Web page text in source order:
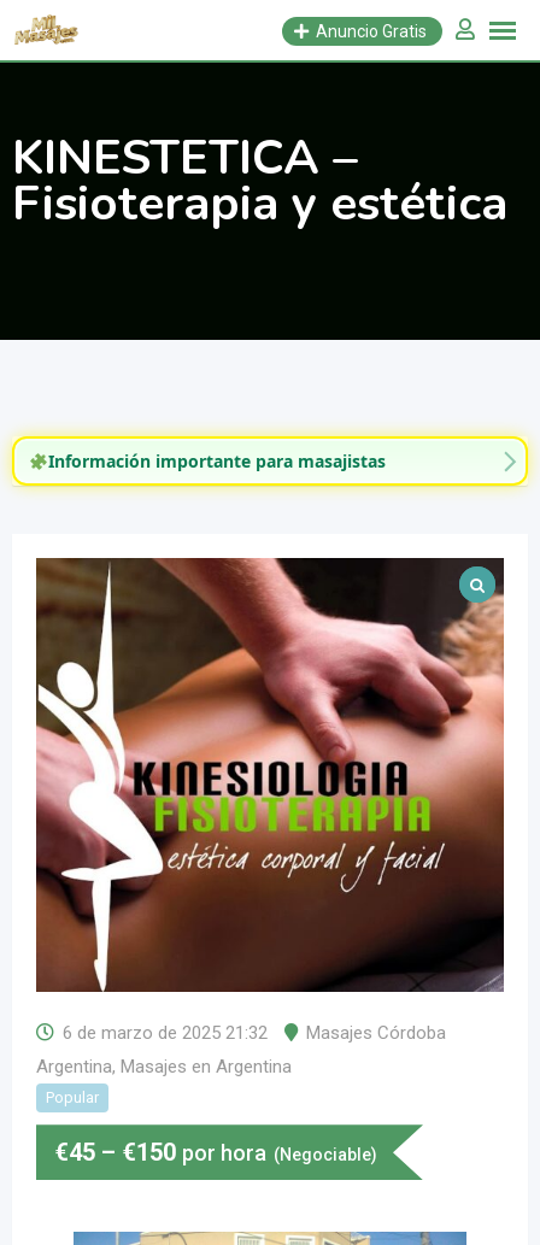
Saltar
Anuncio Gratis
KINESTETICA –
Fisioterapia y estética
Información importante para masajistas
6 de marzo de 2025 21:32
Masajes Córdoba
Argentina, Masajes en Argentina
Popular
€45 – €150 por hora (Negociable)